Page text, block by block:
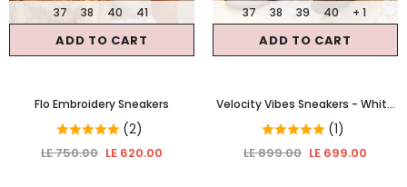
ADD TO CART
37 38 40 41
Flo Embroidery Sneakers
(2)
LE 750.00 LE 620.00
ADD TO CART
37 38 39 40 + 1
Velocity Vibes Sneakers - White
& Gray & Brown
(1)
LE 899.00 LE 699.00